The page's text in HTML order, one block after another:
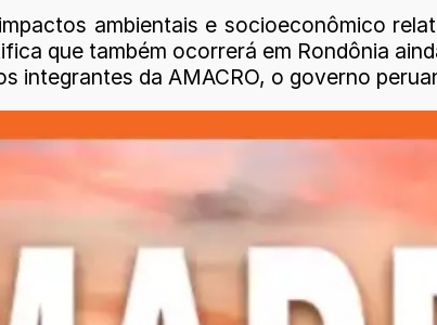
ambientais e socioeconômico
que também ocorrerá em Rondônia
integrantes da AMACRO, o governo